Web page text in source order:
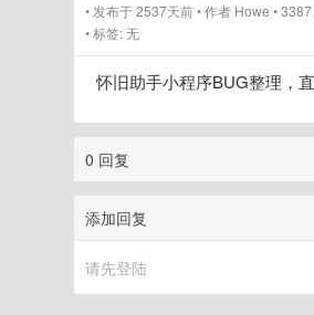
发布于 2537天前 作者 Howe
标签:无
怀旧助手小程序BUG整理，
0 回复
添加回复
请先登陆